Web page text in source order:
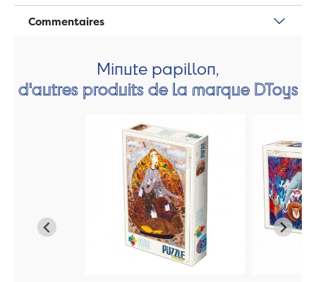
Commentaires
Minute papillon,
d'autres produits de la marque DToys